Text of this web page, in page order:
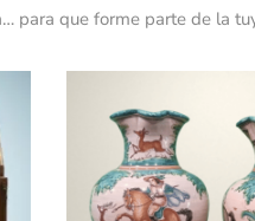
para que forme parte de la